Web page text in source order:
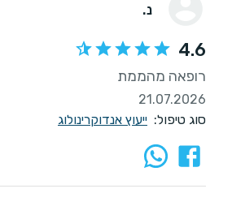
נ.
4.6
רופאה מהממת
21.07.2026
סוג טיפול: ייעוץ אנדוקרינולוג